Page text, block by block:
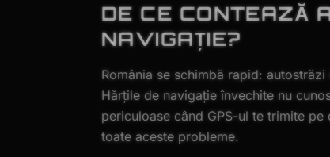
DE CE CONTEAZĂ
NAVIGAȚIE?
România se schimbă rapid:
Hărțile de navigație învechite nu
periculoase când GPS-ul te trimite
toate aceste probleme.